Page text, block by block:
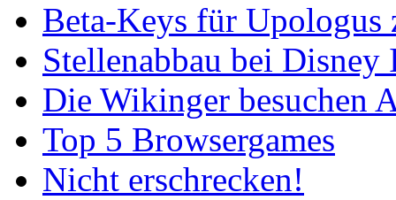
Beta-Keys für Upologus
Stellenabbau bei Disney
Die Wikinger besuchen
Top 5 Browsergames
Nicht erschrecken!